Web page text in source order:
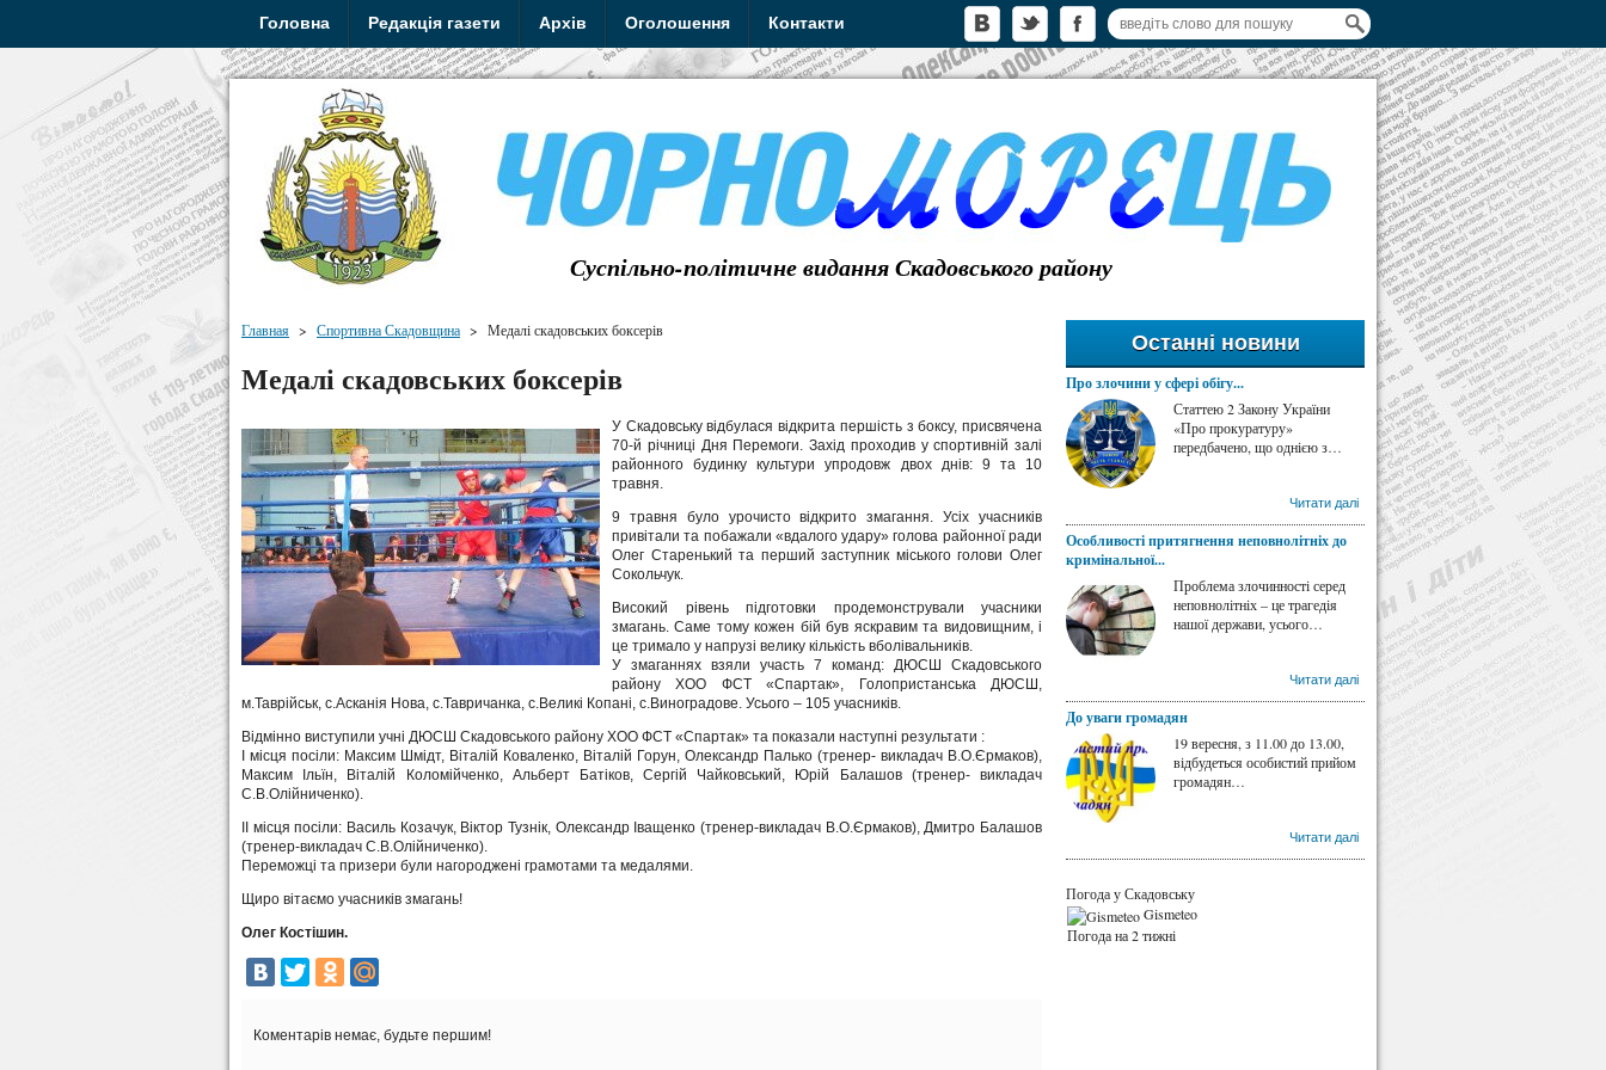
Головна Редакція газети Архів Оголошення Контакти
Суспільно-політичне видання Скадовського району
Главная > Спортивна Скадовщина > Медалі скадовських боксерів
Медалі скадовських боксерів
У Скадовську відбулася відкрита першість з боксу, присвячена
70-й річниці Дня Перемоги. Захід проходив у спортивній залі
районного будинку культури упродовж двох днів: 9 та 10
травня.
9 травня було урочисто відкрито змагання. Усіх учасників
привітали та побажали «вдалого удару» голова районної ради
Олег Старенький та перший заступник міського голови Олег
Сокольчук.
Високий рівень підготовки продемонстрували учасники
змагань. Саме тому кожен бій був яскравим та видовищним, і
це тримало у напрузі велику кількість вболівальників.
У змаганнях взяли участь 7 команд: ДЮСШ Скадовського
району ХОО ФСТ «Спартак», Голопристанська ДЮСШ,
м.Таврійськ, с.Асканія Нова, с.Тавричанка, с.Великі Копані, с.Виноградове. Усього – 105 учасників.
Відмінно виступили учні ДЮСШ Скадовського району ХОО ФСТ «Спартак» та показали наступні результати :
І місця посіли: Максим Шмідт, Віталій Коваленко, Віталій Горун, Олександр Палько (тренер- викладач В.О.Єрмаков),
Максим Ільїн, Віталій Коломійченко, Альберт Батіков, Сергій Чайковський, Юрій Балашов (тренер- викладач
С.В.Олійниченко).
ІІ місця посіли: Василь Козачук, Віктор Тузнік, Олександр Іващенко (тренер-викладач В.О.Єрмаков), Дмитро Балашов
(тренер-викладач С.В.Олійниченко).
Переможці та призери були нагороджені грамотами та медалями.
Щиро вітаємо учасників змагань!
Олег Костішин.
Коментарів немає, будьте першим!
Останні новини
Про злочини у сфері обігу...
Статтею 2 Закону України
«Про прокуратуру»
передбачено, що однією з…
Читати далі
Особливості притягнення неповнолітніх до
кримінальної...
Проблема злочинності серед
неповнолітніх – це трагедія
нашої держави, усього…
Читати далі
До уваги громадян
19 вересня, з 11.00 до 13.00,
відбудеться особистий прийом
громадян…
Читати далі
Погода у Скадовську
Gismeteo
Погода на 2 тижні